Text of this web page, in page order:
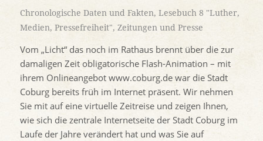
Chronologische Daten und Fakten, Lesebuch 8 "Luther,
Medien, Pressefreiheit", Zeitungen und Presse
Vom „Licht“ das noch im Rathaus brennt über die zur
damaligen Zeit obligatorische Flash-Animation – mit
ihrem Onlineangebot www.coburg.de war die Stadt
Coburg bereits früh im Internet präsent. Wir nehmen
Sie mit auf eine virtuelle Zeitreise und zeigen Ihnen,
wie sich die zentrale Internetseite der Stadt Coburg im
Laufe der Jahre verändert hat und was Sie auf